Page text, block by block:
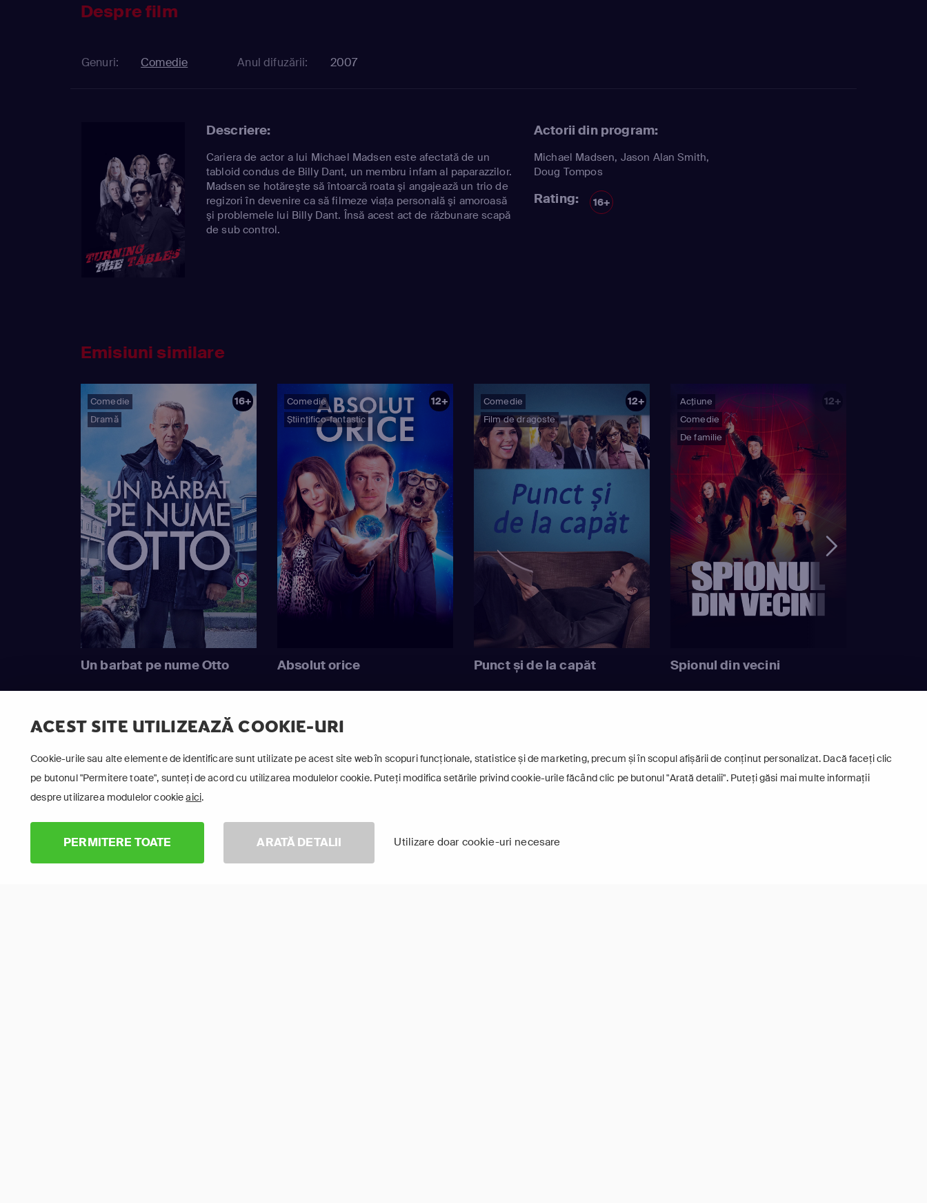
ACEST SITE UTILIZEAZĂ COOKIE-URI
Cookie-urile sau alte elemente de identificare sunt utilizate pe acest site web în scopuri funcționale, statistice și de marketing, precum și în scopul afișării de conținut personalizat. Dacă faceți clic
pe butonul "Permitere toate", sunteți de acord cu utilizarea modulelor cookie. Puteți modifica setările privind cookie-urile făcând clic pe butonul "Arată detalii". Puteți găsi mai multe informații
despre utilizarea modulelor cookieaici.
PERMITERE TOATE ARATĂ DETALII Utilizare doar cookie-uri necesare
Despre film
Genuri: Comedie Anul difuzării: 2007
Descriere:
Cariera de actor a lui Michael Madsen este afectată de un
tabloid condus de Billy Dant, un membru infam al paparazzilor.
Madsen se hotăreşte să întoarcă roata şi angajează un trio de
regizori în devenire ca să filmeze viaţa personală şi amoroasă
şi problemele lui Billy Dant. Însă acest act de răzbunare scapă
de sub control.
Actorii din program:
Michael Madsen, Jason Alan Smith,
Doug Tompos
Rating: 16+
Emisiuni similare
Comedie
Dramă
16+
Un barbat pe nume Otto
Comedie
Științifico-fantastic
12+
Absolut orice
Comedie
Film de dragoste
12+
Punct și de la capăt
Acțiune
Comedie
De familie
12+
Spionul din vecini
TV Online în aplicația FOCUS+